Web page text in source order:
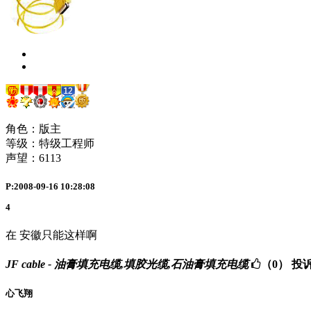
角色：版主
等级：特级工程师
声望： 6113
P:2008-09-16 10:28:08
4
在 安徽只能这样啊
JF cable - 油膏填充电缆,填胶光缆,石油膏填充电缆 （0） 投
心飞翔